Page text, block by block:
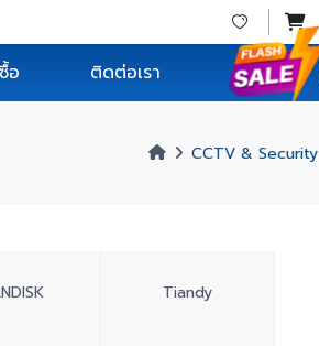
อ ติดต่อเรา
CCTV & Security
Tiandy